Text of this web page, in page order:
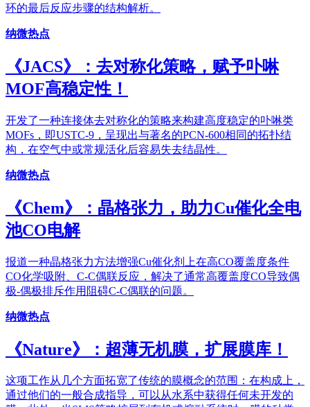
环的最后反应步骤的结构解析。
纳微热点
《JACS》：去对称化策略，赋予卟啉
MOF高稳定性！
开发了一种连接体去对称化的策略来构建高度稳定的卟啉类
MOFs，即USTC-9，呈现出与著名的PCN-600相同的拓扑结
构，在空气中或常规活化后容易失去结晶性。
纳微热点
《Chem》：晶格张力，助力Cu催化全电
池CO电解
报道一种晶格张力方法增强Cu催化剂上在高CO覆盖度条件
CO化学吸附、C-C偶联反应，解决了通常高覆盖度CO导致偶
极-偶极排斥作用阻碍C-C偶联的问题。
纳微热点
《Nature》：超薄无机膜，扩展膜库！
这项工作从几个方面拓宽了传统的膜概念的范围：在构成上，
通过他们的一般合成指导，可以从水系中获得任何未开发的